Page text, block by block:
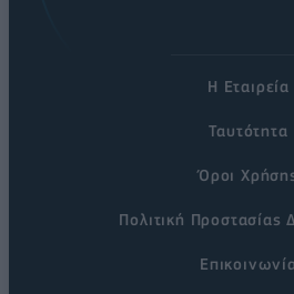
Η Εταιρεία
Ταυτότητα
Όροι
Πολιτική Προστασίας
Επικοινωνία